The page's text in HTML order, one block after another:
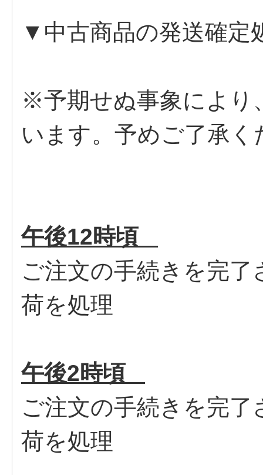
▼中古商品
※予期せぬ事象により
います。予め
午後12時頃
ご注文の手続きを完
荷を
午後2時頃
ご注文の手続きを完
荷を